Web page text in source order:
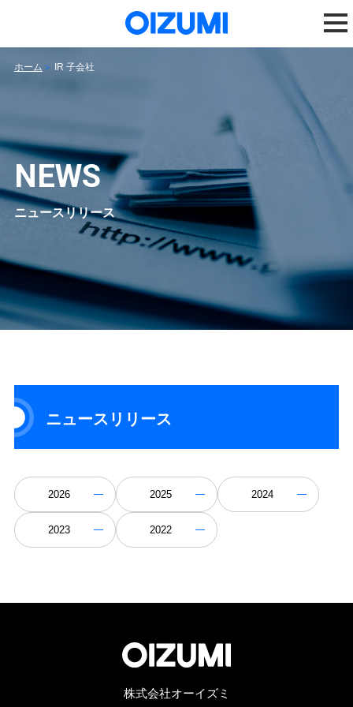
ホーム IR 子会社
NEWS
ニュースリリース
ニュースリリース
2026 2025 2024
2023 2022
株式会社オーイズミ